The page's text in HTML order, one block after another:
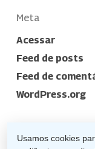
Meta
Acessar
Feed de posts
Feed de
WordPress.org
Usamos cookies